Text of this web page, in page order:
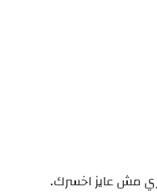
مش عايز اخسرك.